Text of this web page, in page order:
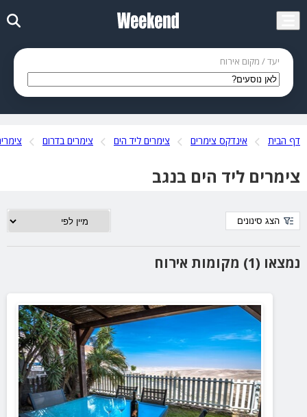
יעד / מקום אירוח
דף הבית אינדקס צימרים צימרים ליד הים צימרים בדרום
צימרים ליד הים בנגב
נמצאו (1) מקומות אירוח
הצג סינונים